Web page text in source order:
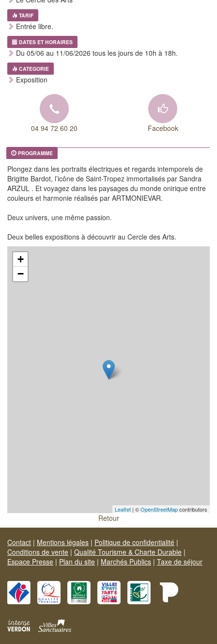
TARIF
Entrée libre.
DATES ET HORAIRES
Du 05/06 au 11/06/2026 tous les jours de 10h à 18h.
CATEGORIE
Exposition
04 94 72 60 20 Facebook
PROGRAMME
Plongez dans les portraits électriques et regards intemporels de
Brigitte Bardot, l’icône de Saint-Tropez immortalisés par Sandra
ARZUL . Et voyagez dans les paysages du monde onirique entre
couleurs et harmonie réalisés par ARTMONIEVAR.
Deux univers, une même passion.
Deux belles expositions à découvrir au Cercle des Arts.
+
−
Leaflet | ©OpenStreetMapcontributors
Retour
Contact | Mentions légales | Politique de confidentialité |
Conditions de vente | Qualité Tourisme & Charte Durable |
Espace Presse | Plan du site | Marchés Publics | Taxe de séjour